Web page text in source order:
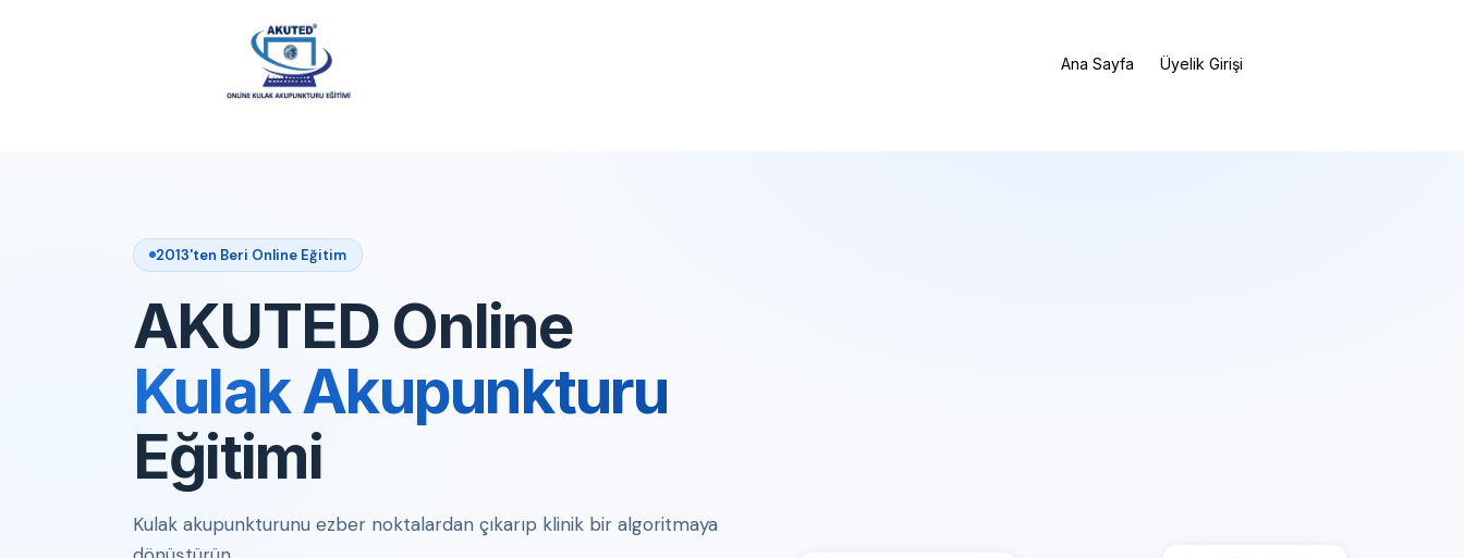
Ana Sayfa Üyelik Girişi
2013'ten Beri Online Eğitim
AKUTED Online
Kulak Akupunkturu
Eğitimi
Kulak akupunkturunu ezber noktalardan çıkarıp klinik bir algoritmaya